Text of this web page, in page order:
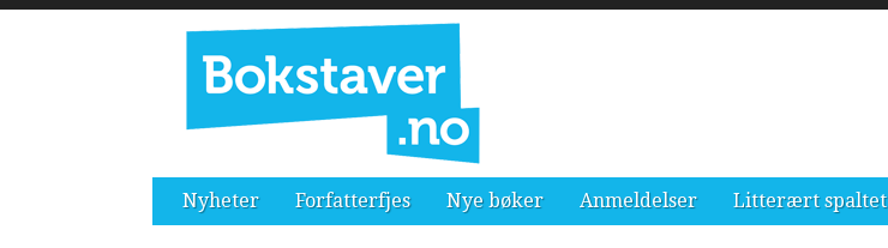
Nyheter Forfatterfjes Nye bøker Anmeldelser Litterært spaltet